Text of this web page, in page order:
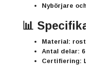
Nybörjare
📊
Material:
Antal delar: 6
Certifiering: